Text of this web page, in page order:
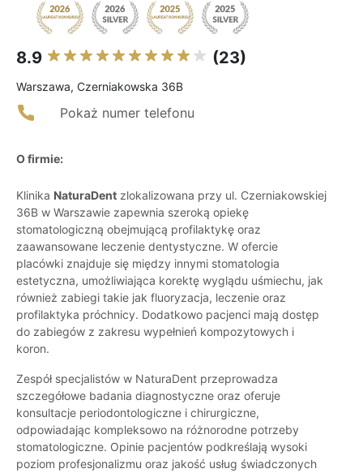
8.9 (23)
Warszawa, Czerniakowska 36B
Pokaż numer telefonu
O firmie:
Klinika NaturaDent zlokalizowana przy ul. Czerniakowskiej
36B w Warszawie zapewnia szeroką opiekę
stomatologiczną obejmującą profilaktykę oraz
zaawansowane leczenie dentystyczne. W ofercie
placówki znajduje się między innymi stomatologia
estetyczna, umożliwiająca korektę wyglądu uśmiechu, jak
również zabiegi takie jak fluoryzacja, leczenie oraz
profilaktyka próchnicy. Dodatkowo pacjenci mają dostęp
do zabiegów z zakresu wypełnień kompozytowych i
koron.
Zespół specjalistów w NaturaDent przeprowadza
szczegółowe badania diagnostyczne oraz oferuje
konsultacje periodontologiczne i chirurgiczne,
odpowiadając kompleksowo na różnorodne potrzeby
stomatologiczne. Opinie pacjentów podkreślają wysoki
poziom profesjonalizmu oraz jakość usług świadczonych